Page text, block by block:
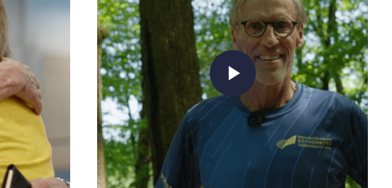
play_arrow